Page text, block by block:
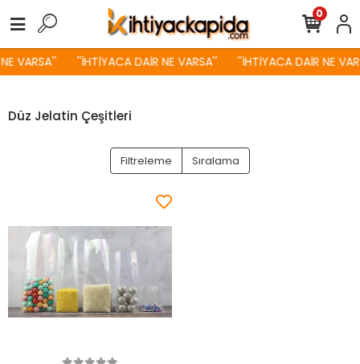
VARSA'' ''İHTİYACA DAİR NE VARSA'' ''İHTİYACA DAİR NE
0
Düz Jelatin Çeşitleri
Filtreleme Sıralama